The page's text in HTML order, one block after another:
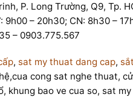
P. Long Trường, Q9, Tp.
9h00 – 20h30; CN: 8h30 –
– 0903.775.567
, sat my thuat dang cap,
cong sat nghe thuat,
khung bao ve cua so, sat